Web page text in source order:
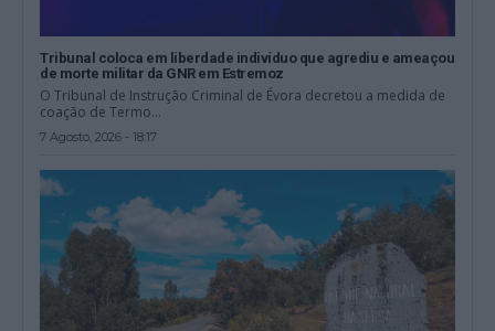
Tribunal coloca em liberdade indivíduo que agrediu e ameaçou
de morte militar da GNR em Estremoz
O Tribunal de Instrução Criminal de Évora decretou a medida de
coação de Termo...
7 Agosto, 2026 - 18:17